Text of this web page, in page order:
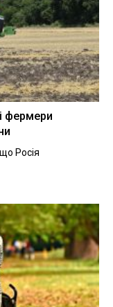
фермери
Росія